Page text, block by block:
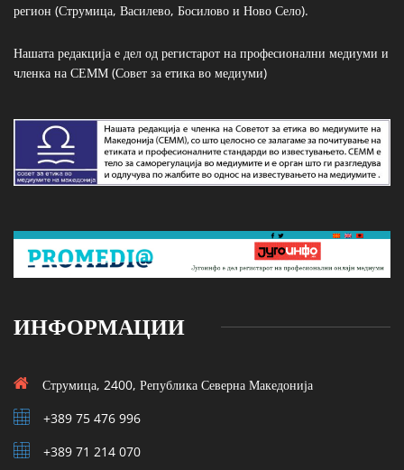
регион (Струмица, Василево, Босилово и Ново Село).
Нашата редакција е дел од регистарот на професионални медиуми и
членка на СЕММ (Совет за етика во медиуми)
ИНФОРМАЦИИ
Струмица, 2400, Република Северна Македонија
+389 75 476 996
+389 71 214 070